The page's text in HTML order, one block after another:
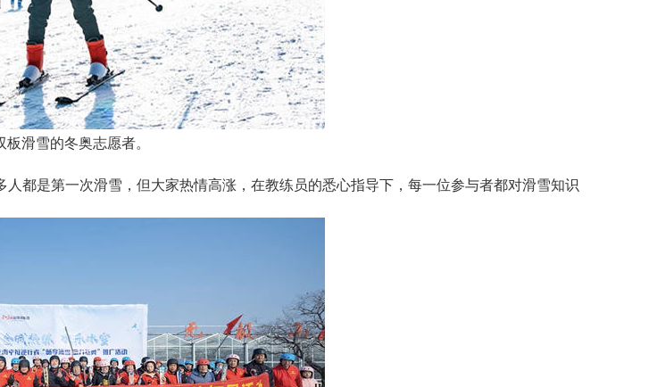
板滑雪的冬奥志愿者。
都是第一次滑雪，但大家热情高涨，在教练员的悉心指导下，每一位参与者都对滑雪知识